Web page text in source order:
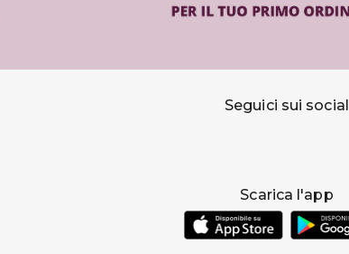
Seguici sui social
Scarica l'app